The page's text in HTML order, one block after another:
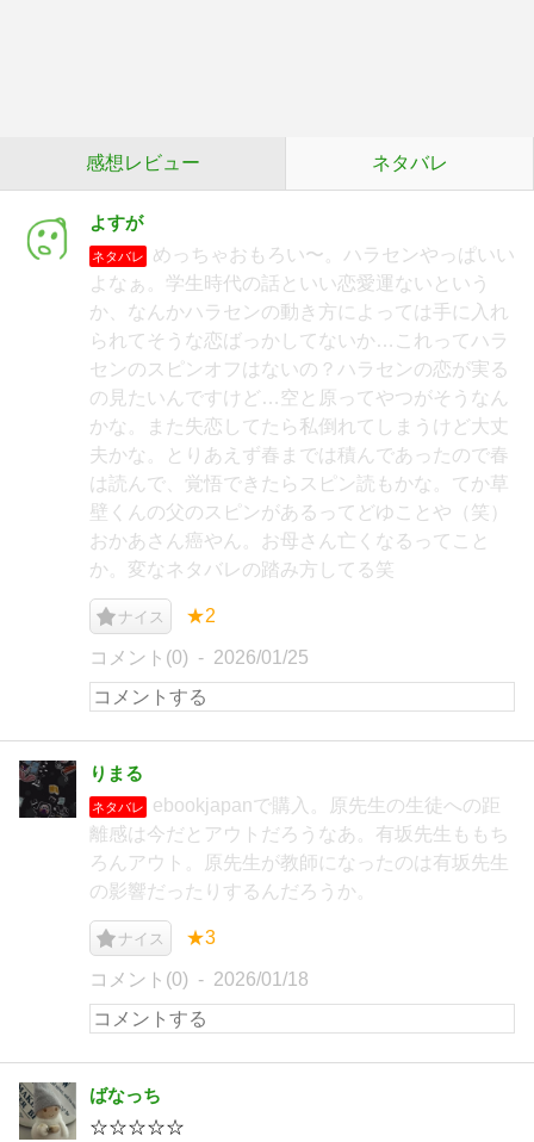
感想レビュー ネタバレ
よすが
ネタバレ
めっちゃおもろい〜。ハラセンやっぱいい
よなぁ。学生時代の話といい恋愛運ないという
か、なんかハラセンの動き方によっては手に入れ
られてそうな恋ばっかしてないか…これってハラ
センのスピンオフはないの？ハラセンの恋が実る
の見たいんですけど…空と原ってやつがそうなん
かな。また失恋してたら私倒れてしまうけど大丈
夫かな。とりあえず春までは積んであったので春
は読んで、覚悟できたらスピン読もかな。てか草
壁くんの父のスピンがあるってどゆことや（笑）
おかあさん癌やん。お母さん亡くなるってこと
か。変なネタバレの踏み方してる笑
ナイス ★2
コメント(0) 2026/01/25
りまる
ネタバレ
ebookjapanで購入。原先生の生徒への距
離感は今だとアウトだろうなあ。有坂先生ももち
ろんアウト。原先生が教師になったのは有坂先生
の影響だったりするんだろうか。
ナイス ★3
コメント(0) 2026/01/18
ばなっち
☆☆☆☆☆